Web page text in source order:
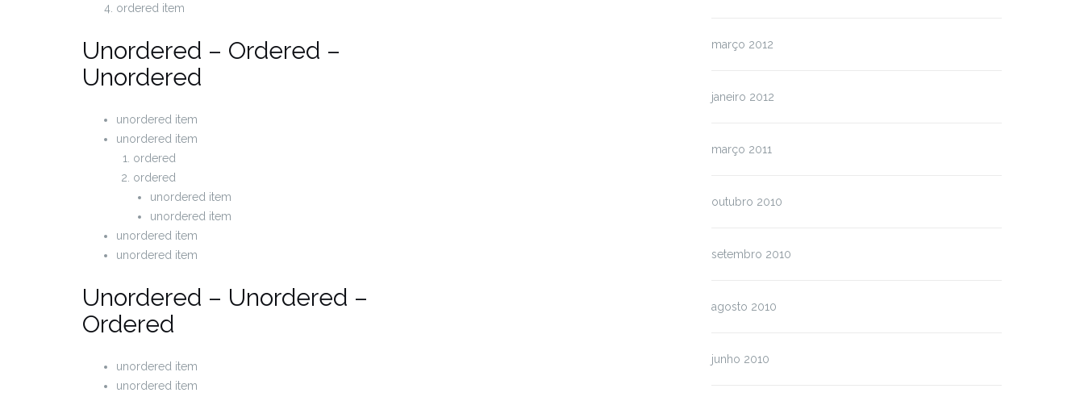
ordered item
Unordered – Ordered –
Unordered
unordered item
unordered item
ordered
ordered
unordered item
unordered item
unordered item
unordered item
Unordered – Unordered –
Ordered
unordered item
unordered item
março 2012
janeiro 2012
março 2011
outubro 2010
setembro 2010
agosto 2010
junho 2010